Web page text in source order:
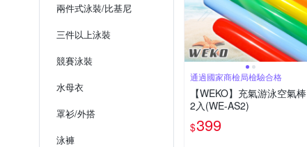
兩件式泳裝/比基尼
三件以上泳裝
競賽泳裝
水母衣
罩衫/外搭
泳褲
通過國家商檢局檢驗合格
【WEKO】充氣游泳空氣棒
2入(WE-AS2)
$399